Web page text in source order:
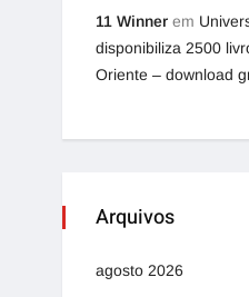
11 Winner em
disponibiliza 2500
Oriente – download
Arquivos
agosto 2026